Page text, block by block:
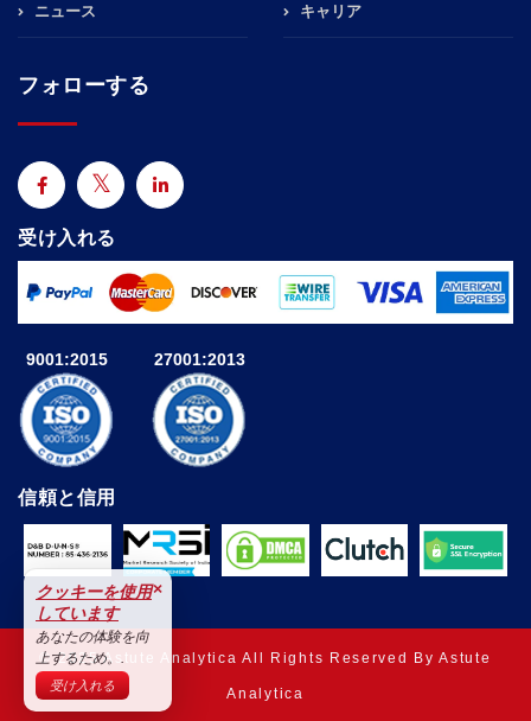
ニュース キャリア
フォローする
受け入れる
9001:2015 27001:2013
信頼と信用
© 2025 Astute Analytica All Rights Reserved By Astute
Analytica
クッキーを使用
しています
×
あなたの体験を向
上するため。.
受け入れる